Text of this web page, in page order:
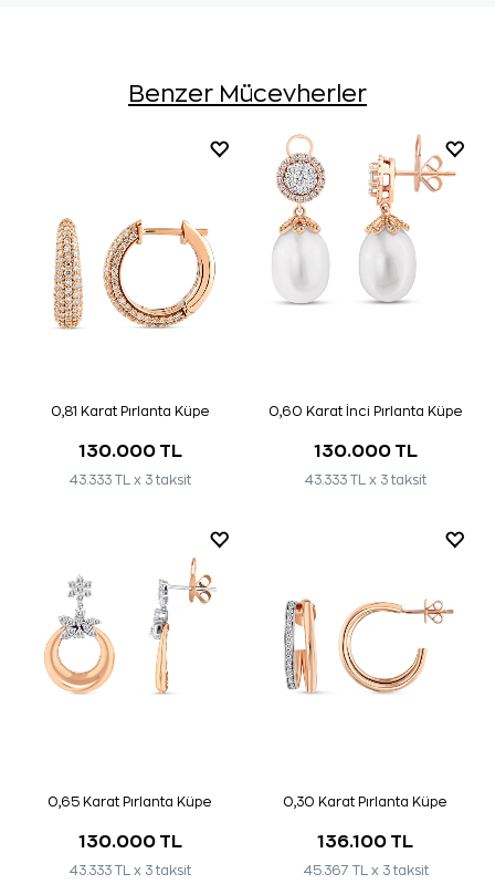
Benzer Mücevherler
0,81 Karat Pırlanta Küpe
130.000 TL
43.333 TL x 3 taksit
0,60 Karat İnci Pırlanta Küpe
130.000 TL
43.333 TL x 3 taksit
0,65 Karat Pırlanta Küpe
130.000 TL
43.333 TL x 3 taksit
0,30 Karat Pırlanta Küpe
136.100 TL
45.367 TL x 3 taksit